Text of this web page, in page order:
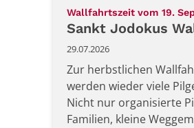
Wallfahrtszeit vom 19.
Sankt Jodokus
29.07.2026
Zur herbstlichen
werden wieder viele
Nicht nur organisierte
Familien, kleine